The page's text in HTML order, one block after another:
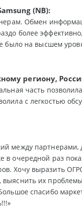
(NB):
Обмен
более
было на высшем
региону,
часть
с легкостью
между
в очередной раз
Хочу выразить
выяснить их
спасибо